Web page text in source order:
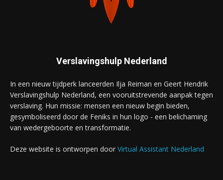
Verslavingshulp Nederland
In een nieuw tijdperk lanceerden Ilja Reiman en Geert Hendrik
Verslavingshulp Nederland, een vooruitstrevende aanpak tegen
verslaving. Hun missie: mensen een nieuw begin bieden,
gesymboliseerd door de Feniks in hun logo - een belichaming
van wedergeboorte en transformatie.
Deze website is ontworpen door Virtual Assistant Nederland